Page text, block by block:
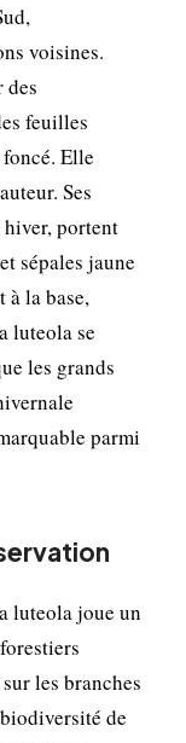
voisines.
des
feuilles
Elle
Ses
hiver, portent
sépales jaune
à la base,
luteola se
les grands
parmi
luteola joue un
les branches
de